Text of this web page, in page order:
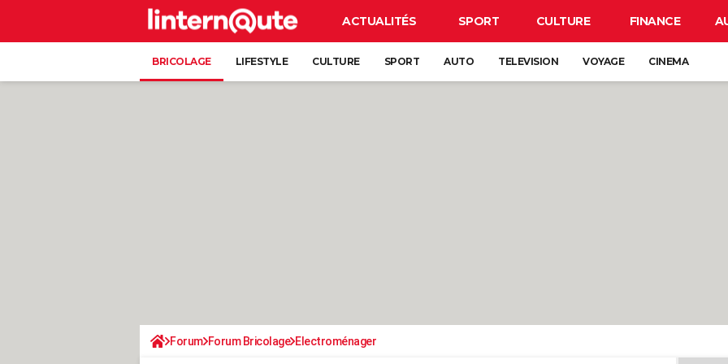
ACTUALITÉS SPORT CULTURE FINANCE
BRICOLAGE LIFESTYLE CULTURE SPORT AUTO TELEVISION VOYAGE CINEMA
Forum Forum Bricolage Electroménager